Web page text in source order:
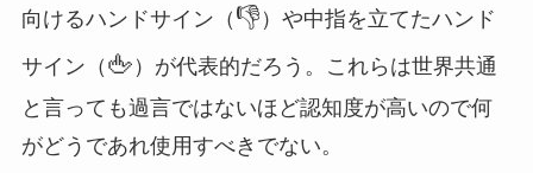
向けるハンドサイン（ 👎 ）や中指を立てたハンド
サイン（ 🖕 ）が代表的だろう。これらは世界共通
と言っても過言ではないほど認知度が高いので何
がどうであれ使用すべきでない。